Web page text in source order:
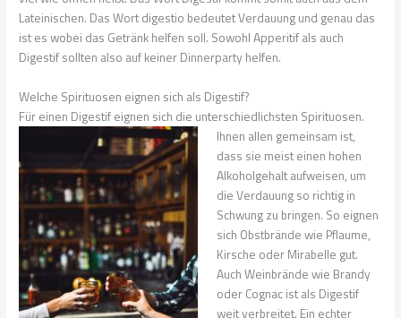
Lateinischen. Das Wort digestio bedeutet Verdauung und genau das
ist es wobei das Getränk helfen soll. Sowohl Apperitif als auch
Digestif sollten also auf keiner Dinnerparty helfen.
Welche Spirituosen eignen sich als Digestif?
Für einen Digestif eignen sich die unterschiedlichsten Spirituosen.
Ihnen allen gemeinsam ist,
dass sie meist einen hohen
Alkoholgehalt aufweisen, um
die Verdauung so richtig in
Schwung zu bringen. So eignen
sich Obstbrände wie Pflaume,
Kirsche oder Mirabelle gut.
Auch Weinbrände wie Brandy
oder Cognac ist als Digestif
weit verbreitet. Ein echter